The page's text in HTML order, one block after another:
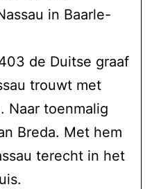
in Baarle-
de Duitse graaf
trouwt met
Naar toenmalig
Breda. Met hem
terecht in het